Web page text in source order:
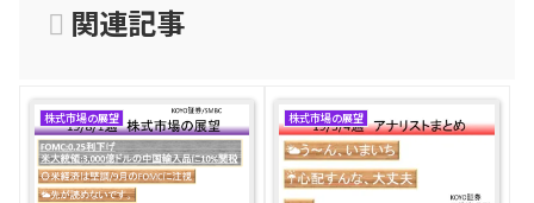
関連記事
株式市場の展望 株式市場の展望